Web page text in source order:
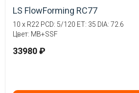
LS FlowForming RC77
10 x R22 PCD: 5/120 ET: 35 DIA: 72.6
Цвет: MB+SSF
33980 ₽